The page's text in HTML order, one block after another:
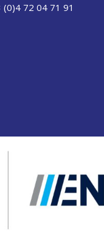
(0)4 72 04 71 91